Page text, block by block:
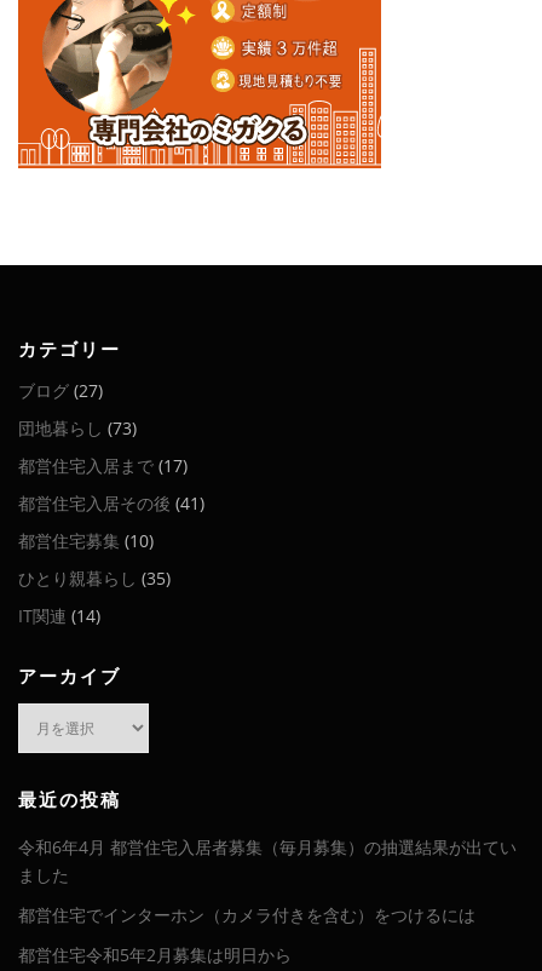
カテゴリー
ブログ (27)
団地暮らし (73)
都営住宅入居まで (17)
都営住宅入居その後 (41)
都営住宅募集 (10)
ひとり親暮らし (35)
IT関連 (14)
アーカイブ
イ
最近の投稿
令和6年4月 都営住宅入居者募集（毎月募集）の抽選結果が出てい
ました
都営住宅でインターホン（カメラ付きを含む）をつけるには
都営住宅令和5年2月募集は明日から